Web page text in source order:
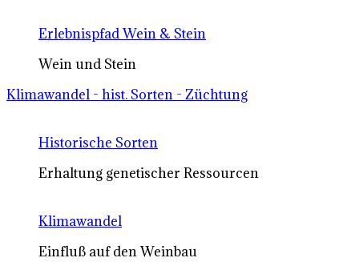
Erlebnispfad Wein & Stein
Wein und Stein
Klimawandel - hist. Sorten - Züchtung
Historische Sorten
Erhaltung genetischer Ressourcen
Klimawandel
Einfluß auf den Weinbau